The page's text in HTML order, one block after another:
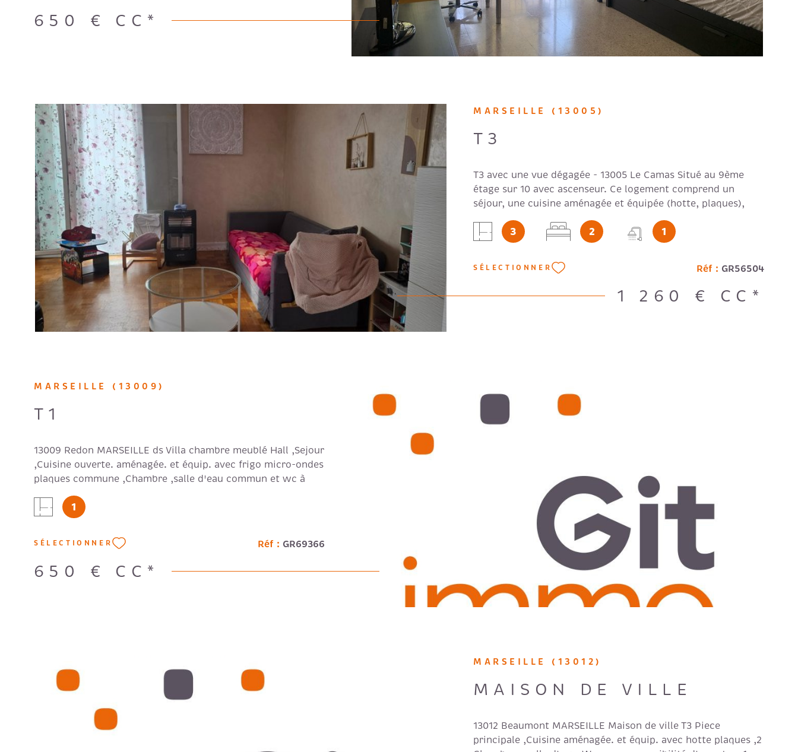
650 € CC*
MARSEILLE (13005)
T3
T3 avec une vue dégagée - 13005 Le Camas Situé au 9ème
étage sur 10 avec ascenseur. Ce logement comprend un
séjour, une cuisine aménagée et équipée (hotte, plaques),
deux chambres avec placard intégré, une salle d'eau avec
douche à l'italienne et des WC indépendants. Profitez d'une
grande loggia et d'une grande terrasse de 8 m². Un parking
est également disponible. Construction semi-récente en très
bon état. Le sol est recouvert de carrelage. Le chauffage est
par climatisation réversible. Charges détaillées : Prov. eau
froide, charges parties communes, Minuterie, concierge.
3 2 1
SÉLECTIONNER Réf : GR56504
1 260 € CC*
MARSEILLE (13009)
T1
13009 Redon MARSEILLE ds Villa chambre meublé Hall ,Sejour
,Cuisine ouverte. aménagée. et équip. avec frigo micro-ondes
plaques commune ,Chambre ,salle d'eau commun et wc à
l'intérieur ,Wc independant , Parking collectif. Facilité de se
garer . Proximité luminy Loyer: 650 €. Forfait: 350€ - DPE en
1
SÉLECTIONNER Réf : GR69366
650 € CC*
VOIR LE BIEN
MARSEILLE (13012)
MAISON DE VILLE
13012 Beaumont MARSEILLE Maison de ville T3 Piece
principale ,Cuisine aménagée. et équip. avec hotte plaques ,2